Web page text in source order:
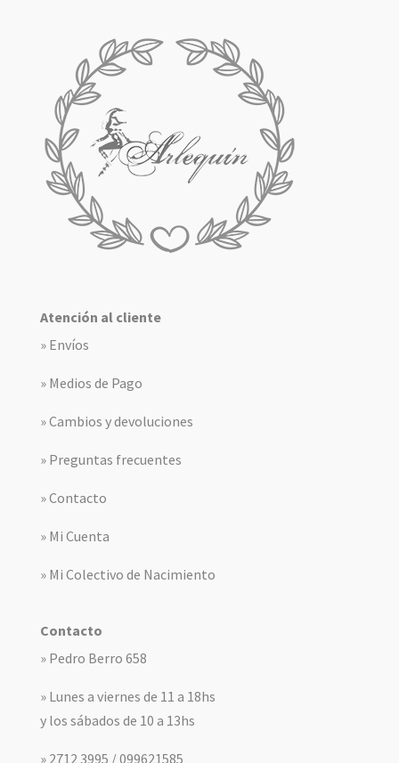
Atención al cliente
» Envíos
» Medios de Pago
» Cambios y devoluciones
» Preguntas frecuentes
» Contacto
» Mi Cuenta
» Mi Colectivo de Nacimiento
Contacto
» Pedro Berro 658
» Lunes a viernes de 11 a 18hs
y los sábados de 10 a 13hs
» 2712 3995 / 099621585